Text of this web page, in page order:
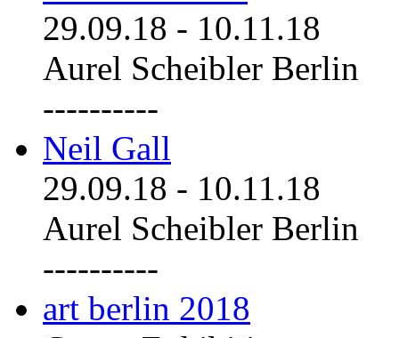
29.09.18 - 10.11.18
Aurel Scheibler Berlin
----------
Neil Gall
29.09.18 - 10.11.18
Aurel Scheibler Berlin
----------
art berlin 2018